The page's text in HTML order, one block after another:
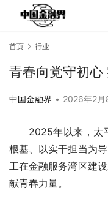
首页 行业
青春向党守初心
中国金融界 • 2026年2月
2025年以来，太
根基、以实干担当为
工在金融服务湾区建
献青春力量。